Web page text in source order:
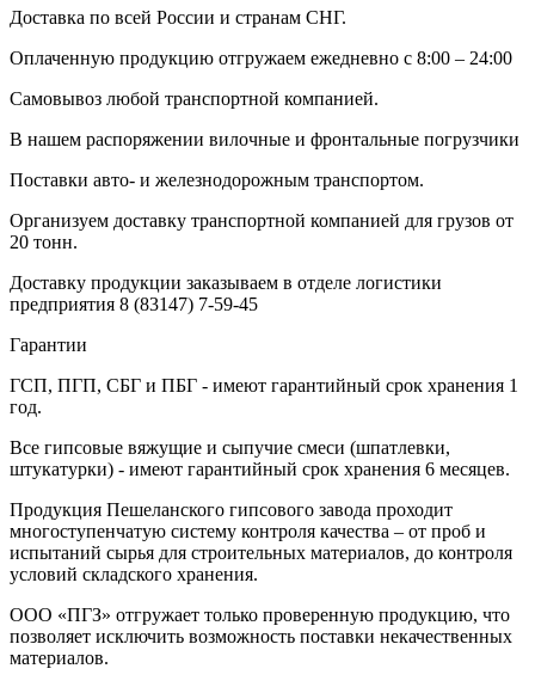
Доставка по всей России и странам СНГ.
Оплаченную продукцию отгружаем ежедневно с 8:00 – 24:00
Самовывоз любой транспортной компанией.
В нашем распоряжении вилочные и фронтальные погрузчики
Поставки авто- и железнодорожным транспортом.
Организуем доставку транспортной компанией для грузов от
20 тонн.
Доставку продукции заказываем в отделе логистики
предприятия 8 (83147) 7-59-45
Гарантии
ГСП, ПГП, СБГ и ПБГ - имеют гарантийный срок хранения 1
год.
Все гипсовые вяжущие и сыпучие смеси (шпатлевки,
штукатурки) - имеют гарантийный срок хранения 6 месяцев.
Продукция Пешеланского гипсового завода проходит
многоступенчатую систему контроля качества – от проб и
испытаний сырья для строительных материалов, до контроля
условий складского хранения.
ООО «ПГЗ» отгружает только проверенную продукцию, что
позволяет исключить возможность поставки некачественных
материалов.